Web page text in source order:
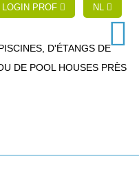
LOGIN PROF NL
D'ÉTANGS DE
DE POOL HOUSES PRÈS